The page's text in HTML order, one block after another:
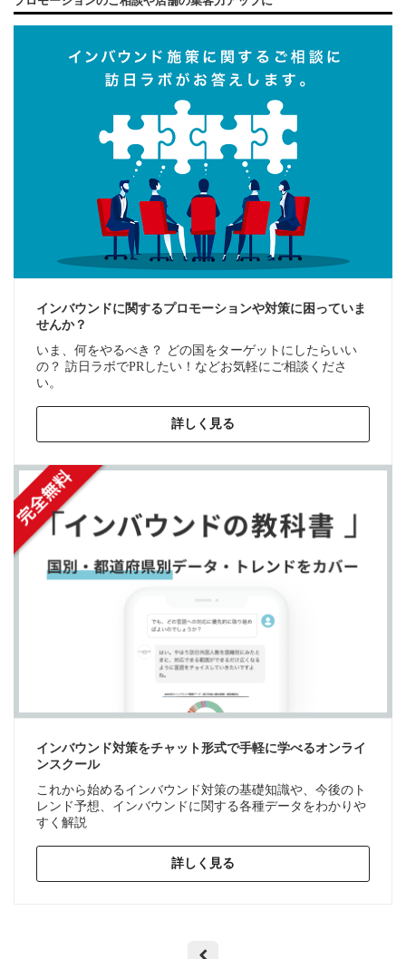
インバウンドに関するプロモーションや対策に困っていま
せんか？
いま、何をやるべき？ どの国をターゲットにしたらいい
の？ 訪日ラボでPRしたい！などお気軽にご相談くださ
い。
詳しく見る
インバウンド対策をチャット形式で手軽に学べるオンライ
ンスクール
これから始めるインバウンド対策の基礎知識や、今後のト
レンド予想、インバウンドに関する各種データをわかりや
すく解説
詳しく見る